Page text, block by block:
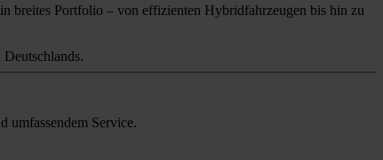
breites Portfolio – von effizienten Hybridfahrzeugen bis hin zu
umfassendem Service.